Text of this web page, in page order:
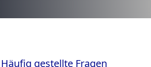
Häufig gestellte Fragen